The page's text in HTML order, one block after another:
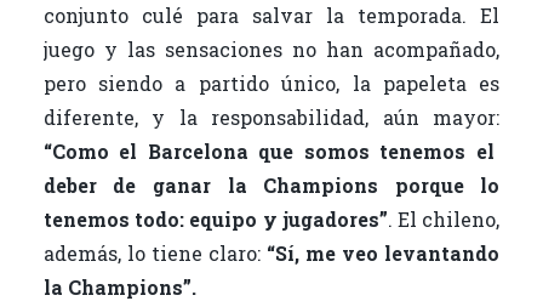
conjunto culé para salvar la temporada. El
juego y las sensaciones no han acompañado,
pero siendo a partido único, la papeleta es
diferente, y la responsabilidad, aún mayor:
“Como el Barcelona que somos tenemos el
deber de ganar la Champions porque lo
tenemos todo: equipo y jugadores”. El chileno,
además, lo tiene claro:“Sí, me veo levantando
la Champions”.